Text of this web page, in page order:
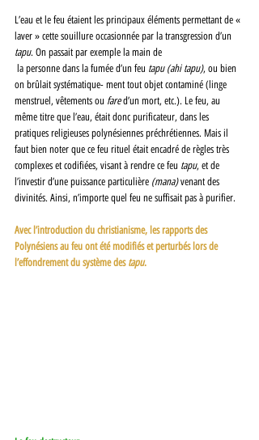
L’eau et le feu étaient les principaux éléments permettant de «
laver » cette souillure occasionnée par la transgression d’un
tapu. On passait par exemple la main de
la personne dans la fumée d’un feu tapu (ahi tapu), ou bien
on brûlait systématique- ment tout objet contaminé (linge
menstruel, vêtements ou fare d’un mort, etc.). Le feu, au
même titre que l’eau, était donc purificateur, dans les
pratiques religieuses polynésiennes préchrétiennes. Mais il
faut bien noter que ce feu rituel était encadré de règles très
complexes et codifiées, visant à rendre ce feu tapu, et de
l’investir d’une puissance particulière (mana) venant des
divinités. Ainsi, n’importe quel feu ne suffisait pas à purifier.
Avec l’introduction du christianisme, les rapports des
Polynésiens au feu ont été modifiés et perturbés lors de
l’effondrement du système des tapu.